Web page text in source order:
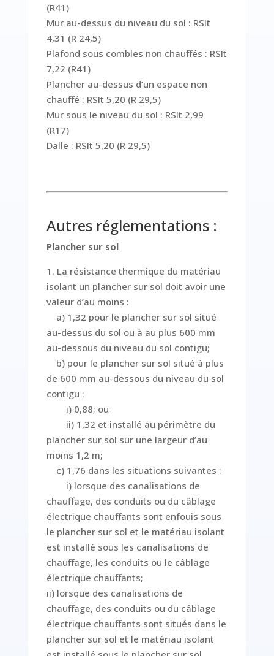
(R41)
Mur au-dessus du niveau du sol : RSIt
4,31 (R 24,5)
Plafond sous combles non chauffés : RSIt
7,22 (R41)
Plancher au-dessus d’un espace non
chauffé : RSIt 5,20 (R 29,5)
Mur sous le niveau du sol : RSIt 2,99
(R17)
Dalle : RSIt 5,20 (R 29,5)
Autres réglementations :
Plancher sur sol
1. La résistance thermique du matériau
isolant un plancher sur sol doit avoir une
valeur d’au moins :
a) 1,32 pour le plancher sur sol situé
au-dessus du sol ou à au plus 600 mm
au-dessous du niveau du sol contigu;
b) pour le plancher sur sol situé à plus
de 600 mm au-dessous du niveau du sol
contigu :
i) 0,88; ou
ii) 1,32 et installé au périmètre du
plancher sur sol sur une largeur d’au
moins 1,2 m;
c) 1,76 dans les situations suivantes :
i) lorsque des canalisations de
chauffage, des conduits ou du câblage
électrique chauffants sont enfouis sous
le plancher sur sol et le matériau isolant
est installé sous les canalisations de
chauffage, les conduits ou le câblage
électrique chauffants;
ii) lorsque des canalisations de
chauffage, des conduits ou du câblage
électrique chauffants sont situés dans le
plancher sur sol et le matériau isolant